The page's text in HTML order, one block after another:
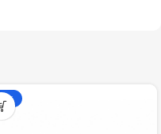
-15%